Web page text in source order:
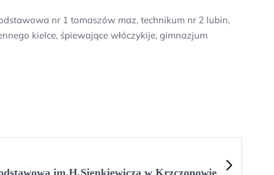
nr 1 tomaszów maz, technikum nr 2 lubin,
kielce, śpiewające włóczykije, gimnazjum
im.H.Sienkiewicza w Krzczonowie